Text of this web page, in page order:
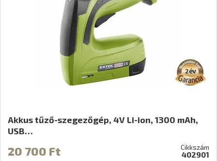
Akkus tűző-szegezőgép, 4V Li-ion, 1300 mAh,
USB…
20 700 Ft Cikkszám
402901